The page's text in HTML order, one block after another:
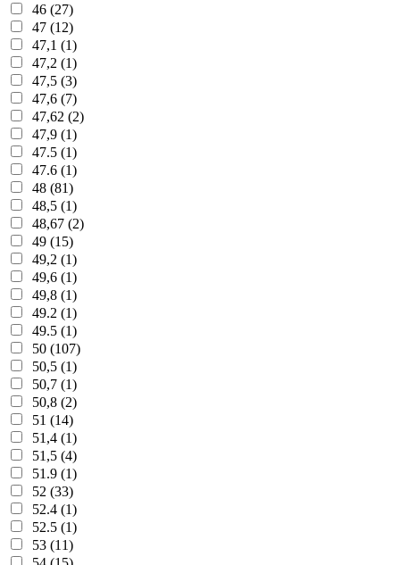
46 (27)
47 (12)
47,1 (1)
47,2 (1)
47,5 (3)
47,6 (7)
47,62 (2)
47,9 (1)
47.5 (1)
47.6 (1)
48 (81)
48,5 (1)
48,67 (2)
49 (15)
49,2 (1)
49,6 (1)
49,8 (1)
49.2 (1)
49.5 (1)
50 (107)
50,5 (1)
50,7 (1)
50,8 (2)
51 (14)
51,4 (1)
51,5 (4)
51.9 (1)
52 (33)
52.4 (1)
52.5 (1)
53 (11)